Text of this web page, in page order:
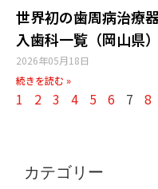
世界初の歯周病治療
入歯科一覧（岡山県）
2026年05月18日
続きを読む »
1 2 3 4 5 6 7 8
カテゴリー